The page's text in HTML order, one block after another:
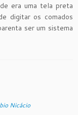
era uma tela preta
digitar os comados
ser um sistema
Nicácio